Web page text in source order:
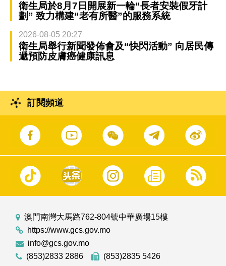
衛生局於8月7日開展新一輪“長者安裝假牙計
劃” 致力構建“老有所醫”的服務系統
2026-08-05 20:27
衛生局舉行新聞發佈會及“快閃活動” 向居民傳
遞預防皮膚癌健康訊息
訂閱頻道
澳門南灣大馬路762-804號中華廣場15樓
https://www.gcs.gov.mo
info@gcs.gov.mo
(853)2833 2886
(853)2835 5426